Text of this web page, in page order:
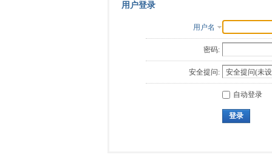
用户登录
用户名
密码:
安全提问:
自动登录
登录